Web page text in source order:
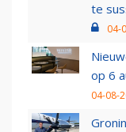
te
04-
op 6
04-08-